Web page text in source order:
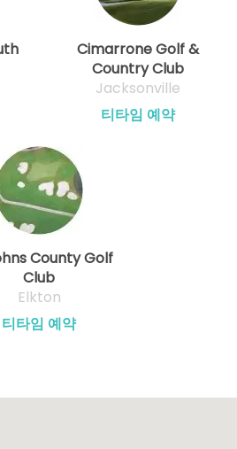
Cimarrone Golf &
Country Club
Jacksonville
티타임 예약
County Golf
Club
Elkton
티타임 예약